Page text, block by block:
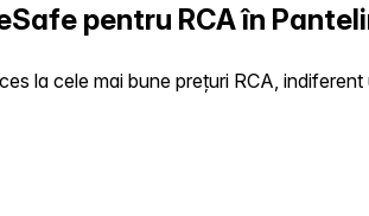
pentru RCA în
la cele mai bune prețuri RCA, indiferent